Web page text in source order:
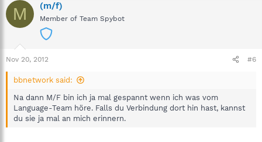
M (m/f)
Member of Team Spybot
Nov 20, 2012 #6
bbnetwork said:
Na dann M/F bin ich ja mal gespannt wenn ich was vom
Language-Team höre. Falls du Verbindung dort hin hast, kannst
du sie ja mal an mich erinnern.